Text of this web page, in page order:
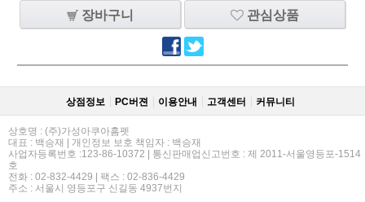
장바구니 관심상품
상점정보 PC버젼 이용안내 고객센터 커뮤니티
상호명 : (주)가성아쿠아홈펫
대표 : 백승재 | 개인정보 보호 책임자 : 백승재
사업자등록번호 :123-86-10372 | 통신판매업신고번호 : 제 2011-서울영등포-1514
호
전화 : 02-832-4429 | 팩스 : 02-836-4429
주소 : 서울시 영등포구 신길동 4937번지